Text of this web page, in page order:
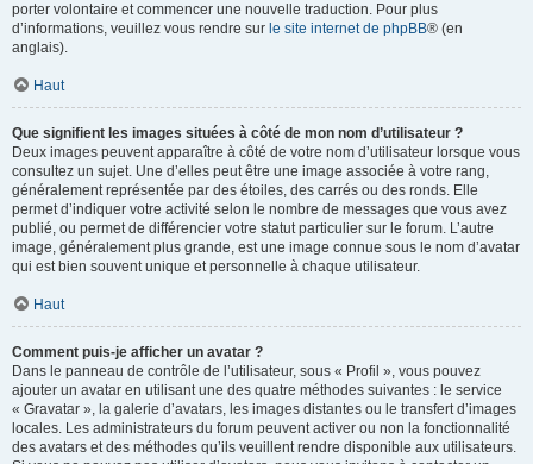
porter volontaire et commencer une nouvelle traduction. Pour plus
d’informations, veuillez vous rendre sur le site internet de phpBB® (en
anglais).
Haut
Que signifient les images situées à côté de mon nom d’utilisateur ?
Deux images peuvent apparaître à côté de votre nom d’utilisateur lorsque vous
consultez un sujet. Une d’elles peut être une image associée à votre rang,
généralement représentée par des étoiles, des carrés ou des ronds. Elle
permet d’indiquer votre activité selon le nombre de messages que vous avez
publié, ou permet de différencier votre statut particulier sur le forum. L’autre
image, généralement plus grande, est une image connue sous le nom d’avatar
qui est bien souvent unique et personnelle à chaque utilisateur.
Haut
Comment puis-je afficher un avatar ?
Dans le panneau de contrôle de l’utilisateur, sous « Profil », vous pouvez
ajouter un avatar en utilisant une des quatre méthodes suivantes : le service
« Gravatar », la galerie d’avatars, les images distantes ou le transfert d’images
locales. Les administrateurs du forum peuvent activer ou non la fonctionnalité
des avatars et des méthodes qu’ils veuillent rendre disponible aux utilisateurs.